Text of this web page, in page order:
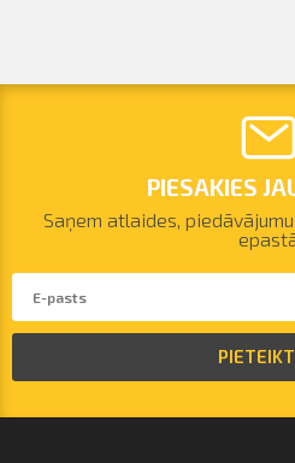
PIESAKIES
Saņem atlaides,